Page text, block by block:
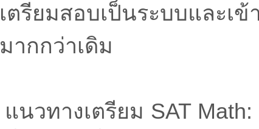
เตรียมสอบเป็นระบบและเ
มากกว่าเดิม
แนวทางเตรียม SAT